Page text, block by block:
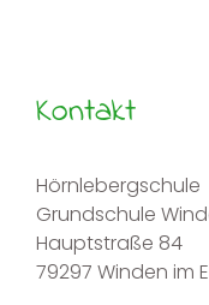
Kontakt
Hörnlebergschule
Grundschule
Hauptstraße 84
79297 Winden im